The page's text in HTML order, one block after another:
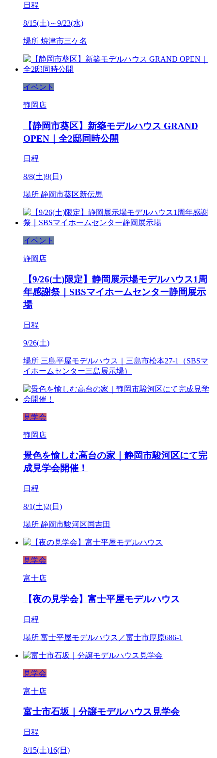
日程
8/15(土)～9/23(水)
場所 焼津市三ケ名
イベント
静岡店
【静岡市葵区】新築モデルハウス GRAND
OPEN｜全2邸同時公開
日程
8/8(土)9(日)
場所 静岡市葵区新伝馬
イベント
静岡店
【9/26(土)限定】静岡展示場モデルハウス1周
年感謝祭｜SBSマイホームセンター静岡展示
場
日程
9/26(土)
場所 三島平屋モデルハウス｜三島市松本27-1（SBSマ
イホームセンター三島展示場）
見学会
静岡店
景色を愉しむ高台の家｜静岡市駿河区にて完
成見学会開催！
日程
8/1(土)2(日)
場所 静岡市駿河区国吉田
見学会
富士店
【夜の見学会】富士平屋モデルハウス
日程
場所 富士平屋モデルハウス／富士市厚原686-1
見学会
富士店
富士市石坂｜分譲モデルハウス見学会
日程
8/15(土)16(日)